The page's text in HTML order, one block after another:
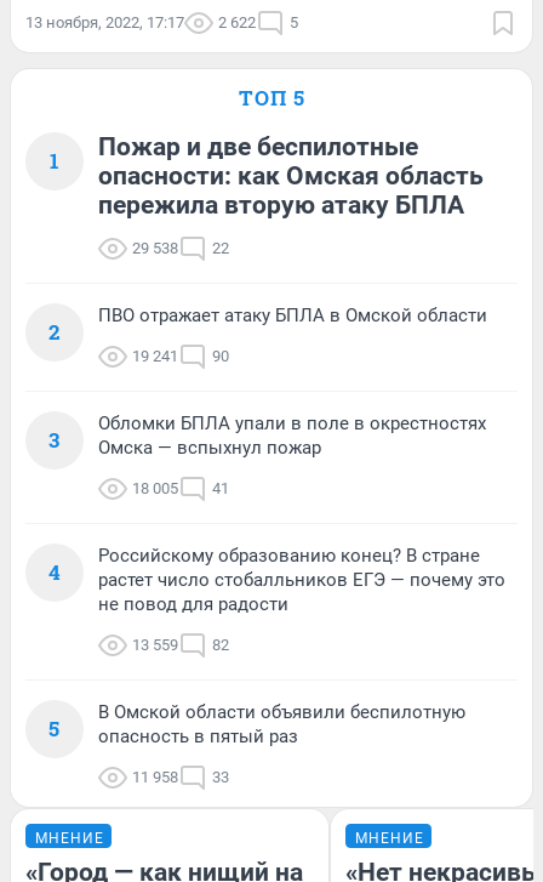
13 ноября, 2022, 17:17 2 622 5
ТОП 5
1
Пожар и две беспилотные
опасности: как Омская область
пережила вторую атаку БПЛА
29 538 22
2
ПВО отражает атаку БПЛА в Омской области
19 241 90
3
Обломки БПЛА упали в поле в окрестностях
Омска — вспыхнул пожар
18 005 41
4
Российскому образованию конец? В стране
растет число стобалльников ЕГЭ — почему это
не повод для радости
13 559 82
5
В Омской области объявили беспилотную
опасность в пятый раз
11 958 33
МНЕНИЕ
«Город — как нищий на
МНЕНИЕ
«Нет